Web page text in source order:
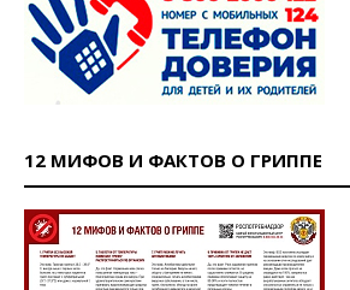
12 МИФОВ И ФАКТОВ О ГРИППЕ